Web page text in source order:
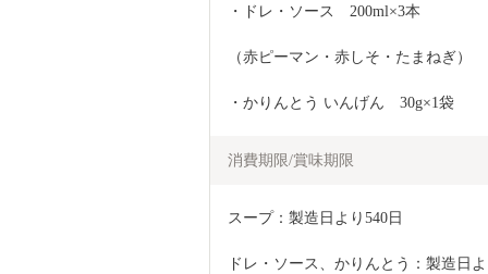
・ドレ・ソース　200ml×3本
（赤ピーマン・赤しそ・たまねぎ）
・かりんとう いんげん　30g×1袋
消費期限/賞味期限
スープ：製造日より540日
ドレ・ソース、かりんとう：製造日